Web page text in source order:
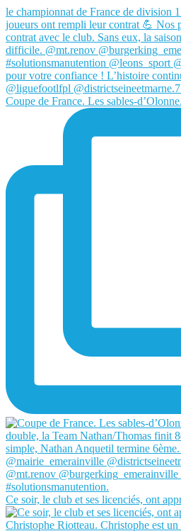
Coupe de France. Les sables-
Ce soir, le club et ses licenciés, ont